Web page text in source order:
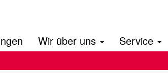
Wir über uns Service